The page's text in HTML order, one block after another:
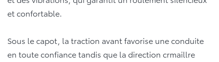
et confortable.
Sous le capot, la traction avant favorise une conduite
en toute confiance tandis que la direction crmaillre